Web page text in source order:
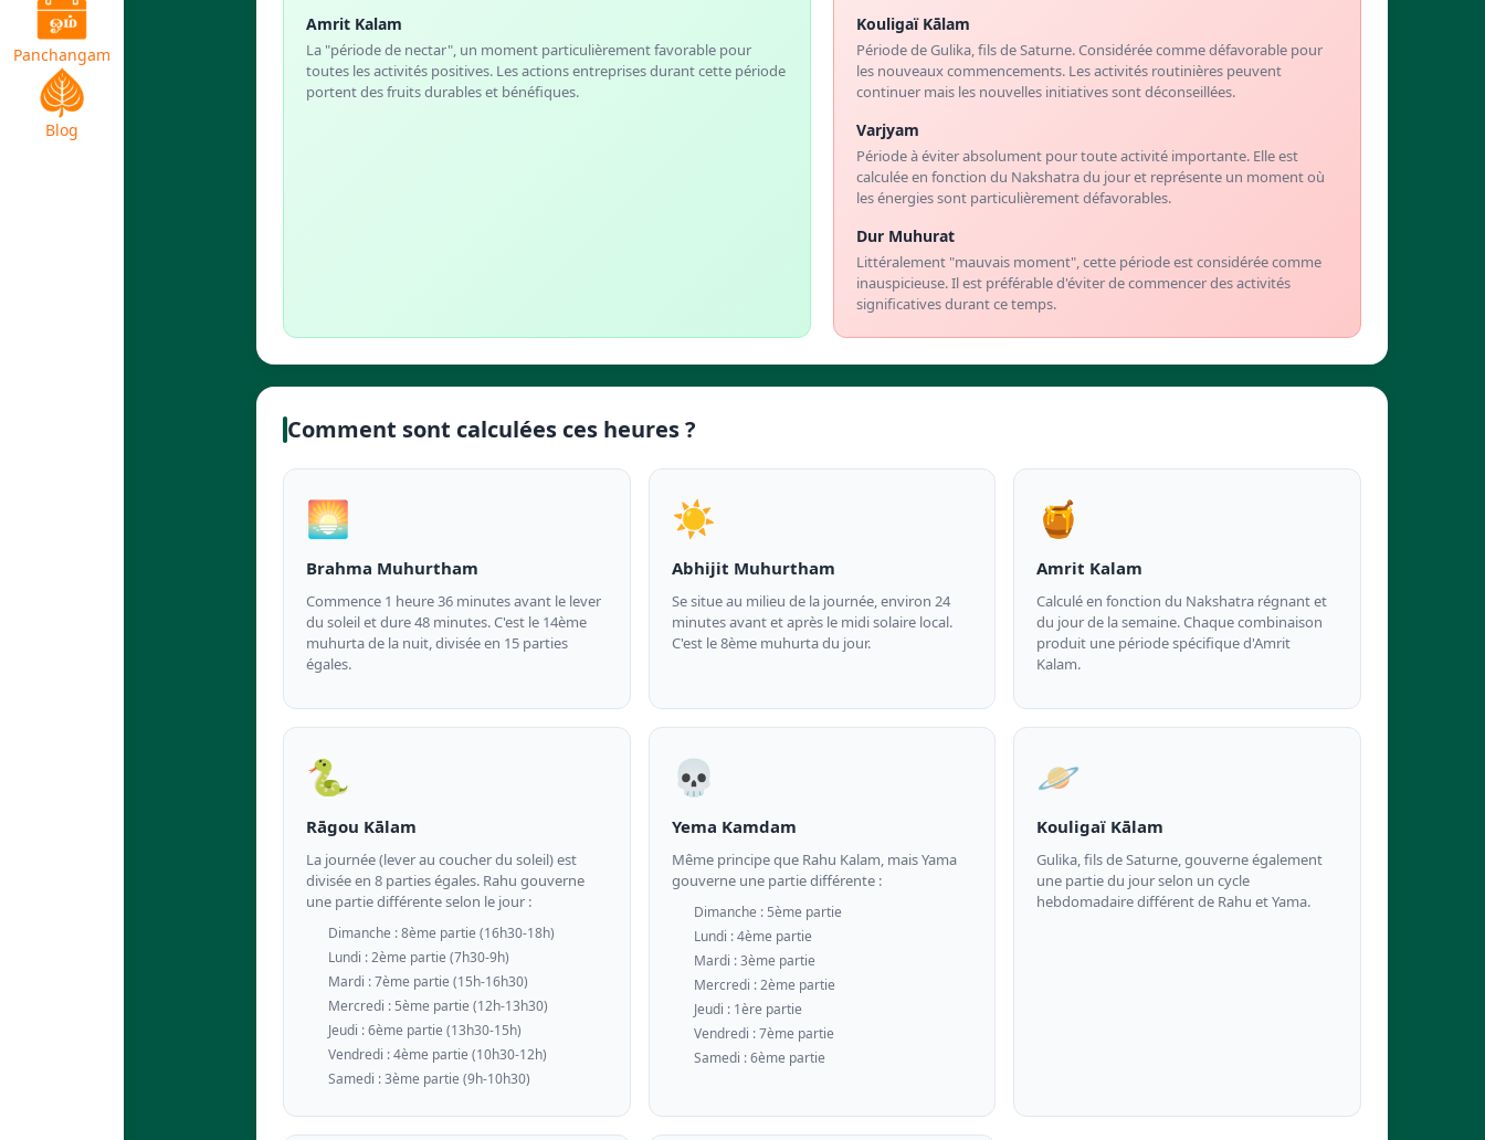
Panchangam
Blog
Amrit Kalam
La "période de nectar", un moment particulièrement favorable pour
toutes les activités positives. Les actions entreprises durant cette période
portent des fruits durables et bénéfiques.
Kouligaï Kālam
Période de Gulika, fils de Saturne. Considérée comme défavorable pour
les nouveaux commencements. Les activités routinières peuvent
continuer mais les nouvelles initiatives sont déconseillées.
Varjyam
Période à éviter absolument pour toute activité importante. Elle est
calculée en fonction du Nakshatra du jour et représente un moment où
les énergies sont particulièrement défavorables.
Dur Muhurat
Littéralement "mauvais moment", cette période est considérée comme
inauspicieuse. Il est préférable d'éviter de commencer des activités
significatives durant ce temps.
Comment sont calculées ces heures ?
🌅
Brahma Muhurtham
Commence 1 heure 36 minutes avant le lever
du soleil et dure 48 minutes. C'est le 14ème
muhurta de la nuit, divisée en 15 parties
égales.
☀️
Abhijit Muhurtham
Se situe au milieu de la journée, environ 24
minutes avant et après le midi solaire local.
C'est le 8ème muhurta du jour.
🍯
Amrit Kalam
Calculé en fonction du Nakshatra régnant et
du jour de la semaine. Chaque combinaison
produit une période spécifique d'Amrit
Kalam.
🐍
Rāgou Kālam
La journée (lever au coucher du soleil) est
divisée en 8 parties égales. Rahu gouverne
une partie différente selon le jour :
Dimanche : 8ème partie (16h30-18h)
Lundi : 2ème partie (7h30-9h)
Mardi : 7ème partie (15h-16h30)
Mercredi : 5ème partie (12h-13h30)
Jeudi : 6ème partie (13h30-15h)
Vendredi : 4ème partie (10h30-12h)
Samedi : 3ème partie (9h-10h30)
💀
Yema Kamdam
Même principe que Rahu Kalam, mais Yama
gouverne une partie différente :
Dimanche : 5ème partie
Lundi : 4ème partie
Mardi : 3ème partie
Mercredi : 2ème partie
Jeudi : 1ère partie
Vendredi : 7ème partie
Samedi : 6ème partie
🪐
Kouligaï Kālam
Gulika, fils de Saturne, gouverne également
une partie du jour selon un cycle
hebdomadaire différent de Rahu et Yama.